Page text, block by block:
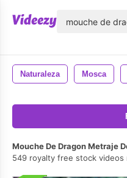
Naturaleza Mosca
Mouche De Dragon Metraje
549 royalty free stock videos